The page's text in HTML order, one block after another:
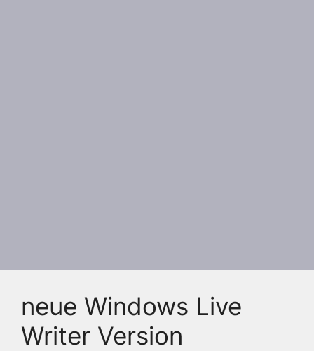
neue Windows Live
Writer Version